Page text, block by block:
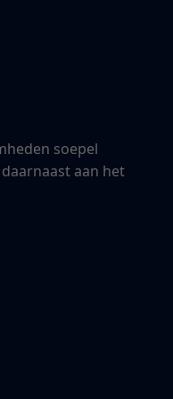
soepel
aan het